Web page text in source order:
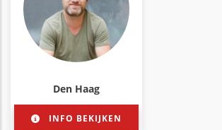
Den Haag
INFO BEKIJKEN